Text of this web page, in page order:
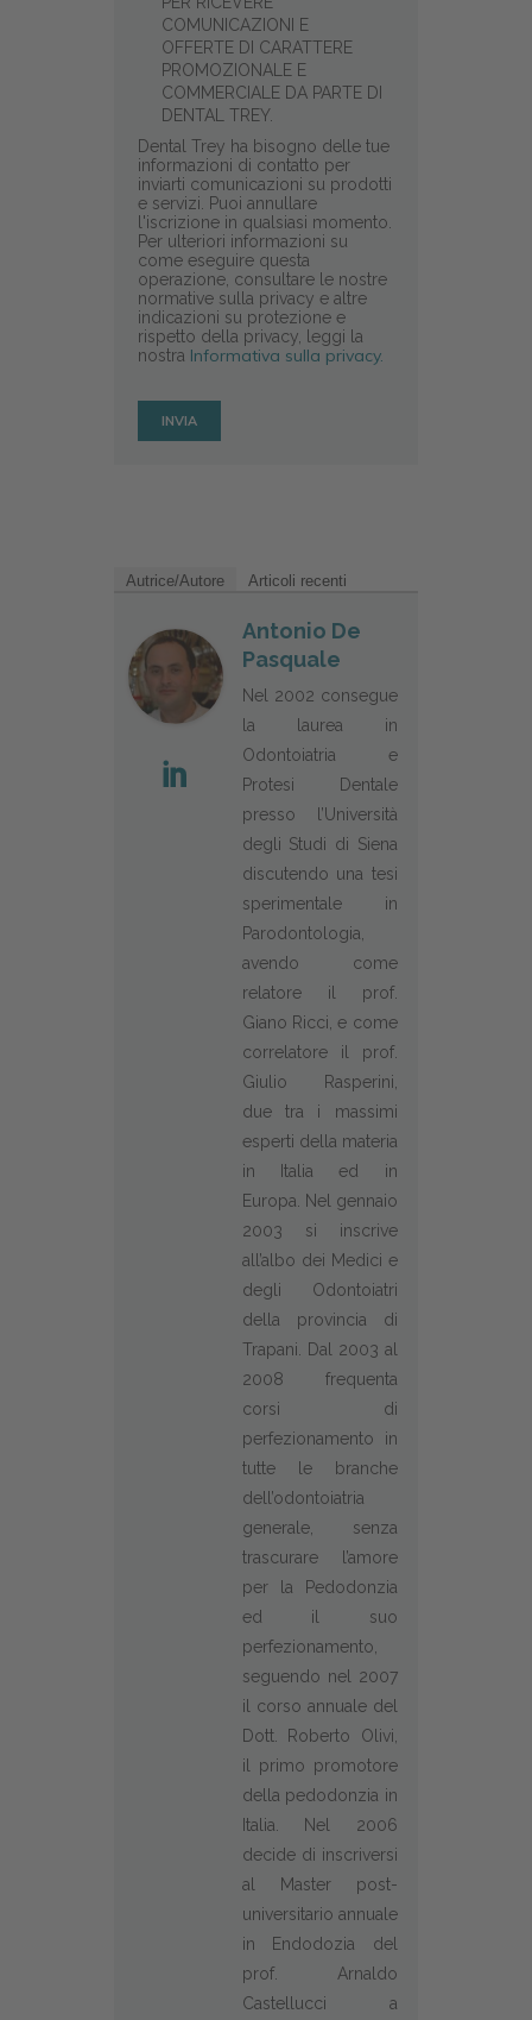
COMUNICAZIONI E
OFFERTE DI CARATTERE
PROMOZIONALE E
COMMERCIALE DA PARTE DI
DENTAL TREY.
Dental Trey ha bisogno delle tue
informazioni di contatto per
inviarti comunicazioni su prodotti
e servizi. Puoi annullare
l'iscrizione in qualsiasi momento.
Per ulteriori informazioni su
come eseguire questa
operazione, consultare le nostre
normative sulla privacy e altre
indicazioni su protezione e
rispetto della privacy, leggi la
nostra Informativa sulla privacy.
Autrice/Autore Articoli recenti
Antonio De
Pasquale
Nel 2002 consegue
la laurea in
Odontoiatria e
Protesi Dentale
presso l’Università
degli Studi di Siena
discutendo una tesi
sperimentale in
Parodontologia,
avendo come
relatore il prof.
Giano Ricci, e come
correlatore il prof.
Giulio Rasperini,
due tra i massimi
esperti della materia
in Italia ed in
Europa. Nel gennaio
2003 si inscrive
all’albo dei Medici e
degli Odontoiatri
della provincia di
Trapani. Dal 2003 al
2008 frequenta
corsi di
perfezionamento in
tutte le branche
dell’odontoiatria
generale, senza
trascurare l’amore
per la Pedodonzia
ed il suo
perfezionamento,
seguendo nel 2007
il corso annuale del
Dott. Roberto Olivi,
il primo promotore
della pedodonzia in
Italia. Nel 2006
decide di inscriversi
al Master post-
universitario annuale
in Endodozia del
prof. Arnaldo
Castellucci a